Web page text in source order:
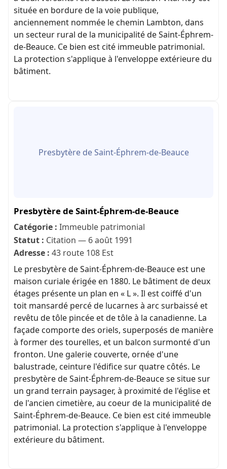
située en bordure de la voie publique,
anciennement nommée le chemin Lambton, dans
un secteur rural de la municipalité de Saint-Éphrem-
de-Beauce. Ce bien est cité immeuble patrimonial.
La protection s'applique à l'enveloppe extérieure du
bâtiment.
Presbytère de Saint-Éphrem-de-Beauce
Presbytère de Saint-Éphrem-de-Beauce
Catégorie : Immeuble patrimonial
Statut : Citation — 6 août 1991
Adresse : 43 route 108 Est
Le presbytère de Saint-Éphrem-de-Beauce est une
maison curiale érigée en 1880. Le bâtiment de deux
étages présente un plan en « L ». Il est coiffé d'un
toit mansardé percé de lucarnes à arc surbaissé et
revêtu de tôle pincée et de tôle à la canadienne. La
façade comporte des oriels, superposés de manière
à former des tourelles, et un balcon surmonté d'un
fronton. Une galerie couverte, ornée d'une
balustrade, ceinture l'édifice sur quatre côtés. Le
presbytère de Saint-Éphrem-de-Beauce se situe sur
un grand terrain paysager, à proximité de l'église et
de l'ancien cimetière, au coeur de la municipalité de
Saint-Éphrem-de-Beauce. Ce bien est cité immeuble
patrimonial. La protection s'applique à l'enveloppe
extérieure du bâtiment.